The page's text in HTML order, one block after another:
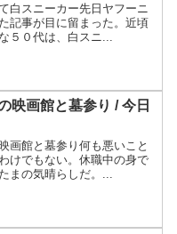
白スニーカー先日ヤフーニ
記事が目に留まった。近頃
５０代は、白スニ...
映画館と墓参り / 今日
画館と墓参り何も悪いこと
けでもない。休職中の身で
まの気晴らしだ。...